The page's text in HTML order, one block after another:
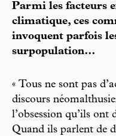
Parmi les facteurs
climatique, ces
invoquent parfois
surpopulation…
« Tous ne sont pas
discours
l’obsession qu’ils ont
Quand ils parlent de